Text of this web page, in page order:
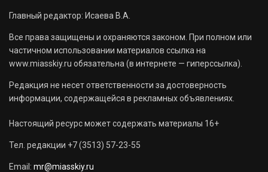
Главный редактор: Исаева В.А.
Все права защищены и охраняются законом. При полном или
частичном использовании материалов ссылка на
www.miasskiy.ru обязательна (в интернете — гиперссылка).
Редакция не несет ответственности за достоверность
информации, содержащейся в рекламных объявлениях.
Настоящий ресурс может содержать материалы 16+
Тел. редакции +7 (3513) 57-23-55
Email: mr@miasskiy.ru